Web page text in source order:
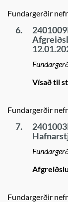
Fundargerðir
6.
Vísað til
Fundargerðir
7.
Fundargerðir